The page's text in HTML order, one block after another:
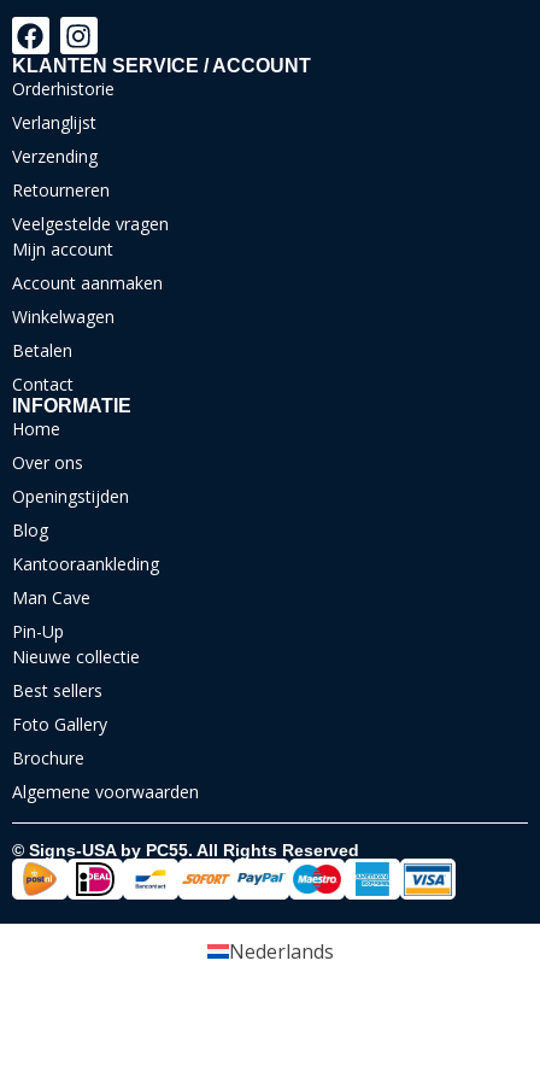
KLANTEN SERVICE / ACCOUNT
Orderhistorie
Verlanglijst
Verzending
Retourneren
Veelgestelde vragen
Mijn account
Account aanmaken
Winkelwagen
Betalen
Contact
INFORMATIE
Home
Over ons
Openingstijden
Blog
Kantooraankleding
Man Cave
Pin-Up
Nieuwe collectie
Best sellers
Foto Gallery
Brochure
Algemene voorwaarden
© Signs-USA by PC55. All Rights Reserved
Nederlands